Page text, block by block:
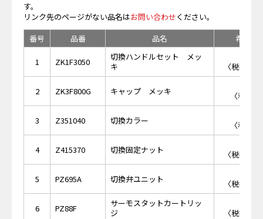
す。
リンク先のページがない品名はお問い合わせください。
番号
品番 品名 希望小
1 ZK1F3050
切換ハンドルセット メッ
キ
〈税抜価
2 ZK3F800G キャップ メッキ
〈税抜
3 Z351040 切換カラー
〈税抜
4 Z415370 切換固定ナット
〈税抜価
5 PZ695A 切換弁ユニット
〈税抜価
6 PZ88F
サーモスタットカートリッ
ジ
〈税抜価